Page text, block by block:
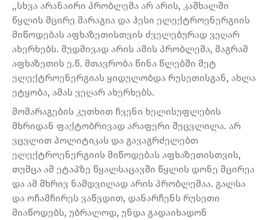
,,სხვა არანაირი პრობლემა არ არის, კაშხალში
წყლის მცირე მარაგია და ჰესი ელექტროენერგიის
მიწოდებას აფხაზეთისთვის ძველებურად ვეღარ
ახერხებს. მუდმივად არის ამის პრობლემა, მაგრამ
აფხაზეთის ე.წ. მთავრობა წინა წლებში მეტ
ელექტროენერგიას ყიდულობდა რუსეთისგან, ახლა
ეტყობა, ამას ვეღარ ახერხებს.
მომარაგების კუთხით ჩვენი ხელისუფლების
მხრიდან ფაქტობრივად არაფერი შეცვლილა. არ
ვცვლით პოლიტიკას და გავაგრძელებთ
ელექტროენერგიის მიწოდებას აფხაზეთისთვის,
თუმცა ამ ეტაპზე წყალსაცავში წყლის დონე მცირეა
და ამ მხრივ ნამდვილად არის პრობლემაა. გალსა
და ოჩამჩირეს ვაწვდით, დანარჩენს რუსეთი
მიაწოდებს, უბრალოდ, უნდა გადაიხადონ